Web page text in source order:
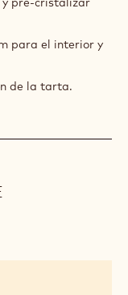
para el interior y
de la tarta.